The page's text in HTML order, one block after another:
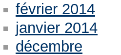
février 2014
janvier 2014
décembre